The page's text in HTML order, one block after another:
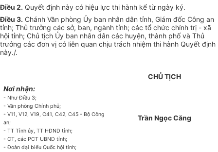
Điều 2. Quyết định này có hiệu lực thi hành kể từ ngày ký.
Điều 3. Chánh Văn phòng Ủy ban nhân dân tỉnh, Giám đốc Công an
tỉnh; Thủ trưởng các sở, ban, ngành tỉnh; các tổ chức chính trị - xã
hội tỉnh; Chủ tịch Ủy ban nhân dân các huyện, thành phố và Thủ
trưởng các đơn vị có liên quan chịu trách nhiệm thi hành Quyết định
này./.
Nơi nhận:
- Như Điều 3;
-Văn phòng Chính phủ;
- V11, V12, V19, C41,C42, C45 - Bộ Công
an;
- TT Tỉnh ủy, TT HĐND tỉnh;
- CT, các PCT UBND tỉnh;
-Đoàn đại biểu Quốc hội tỉnh;
CHỦ TỊCH
Trần Ngọc Căng